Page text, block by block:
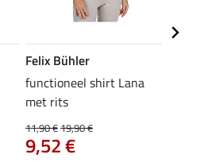
Felix Bühler
functioneel shirt Lana
met rits
11,90 €19,90 €
9,52 €